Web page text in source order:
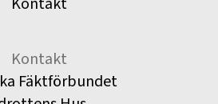
Kontakt
Fäktförbundet